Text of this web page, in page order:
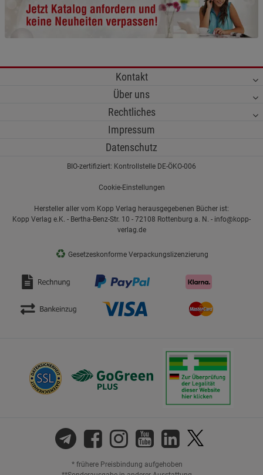
Kontakt
Über uns
Rechtliches
Impressum
Datenschutz
BIO-zertifiziert: Kontrollstelle DE-ÖKO-006
Cookie-Einstellungen
Hersteller aller vom Kopp Verlag herausgegebenen Bücher ist:
Kopp Verlag e.K. - Bertha-Benz-Str. 10 - 72108 Rottenburg a. N. - info@kopp-
verlag.de
♻ Gesetzeskonforme Verpackungslizenzierung
* frühere Preisbindung aufgehoben
Beschreibung Funktionale Cookies
anzeigen
Statistik Cookies (2) Statistik Cookies
Beschreibung Statistik Cookies
Cookie-Informationen
Marketing Cookies (3)
Datenschutzerklärung Impressum